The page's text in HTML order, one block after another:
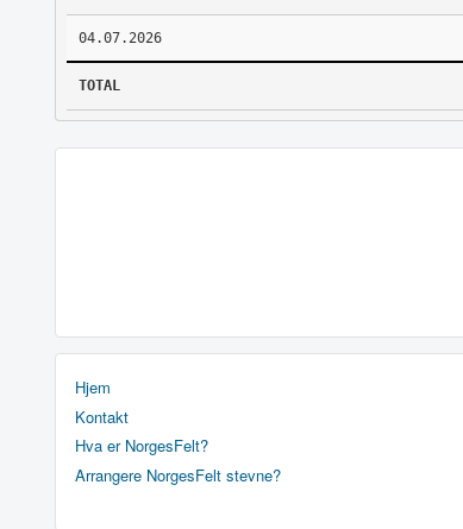
04.07.2026
TOTAL
Hjem
Kontakt
Hva er NorgesFelt?
Arrangere NorgesFelt stevne?